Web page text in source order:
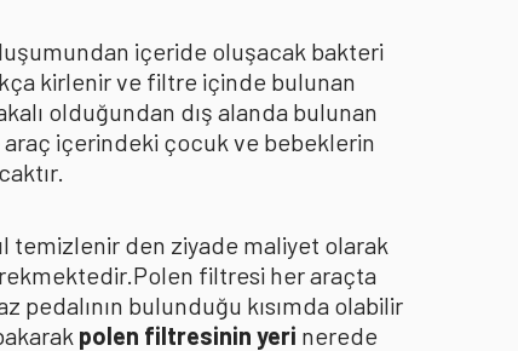
içeride oluşacak bakteri
kirlenir ve filtre içinde bulunan
olduğundan dış alanda bulunan
içerindeki çocuk ve bebeklerin
temizlenir den ziyade maliyet olarak
filtresi her araçta
pedalının bulunduğu kısımda olabilir
polen filtresinin yeri nerede